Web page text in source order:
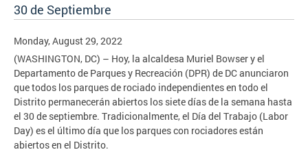
30 de Septiembre
Monday, August 29, 2022
(WASHINGTON, DC) – Hoy, la alcaldesa Muriel Bowser y el
Departamento de Parques y Recreación (DPR) de DC anunciaron
que todos los parques de rociado independientes en todo el
Distrito permanecerán abiertos los siete días de la semana hasta
el 30 de septiembre. Tradicionalmente, el Día del Trabajo (Labor
Day) es el último día que los parques con rociadores están
abiertos en el Distrito.